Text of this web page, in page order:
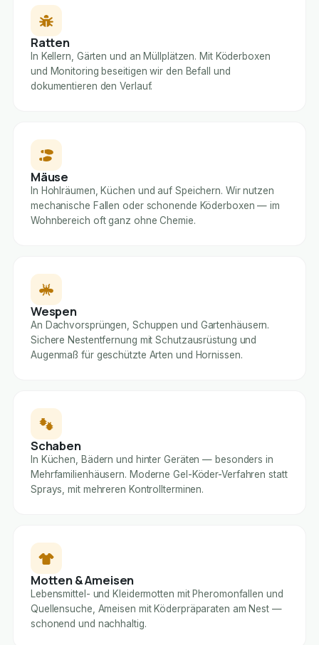
Ratten
In Kellern, Gärten und an Müllplätzen. Mit Köderboxen
und Monitoring beseitigen wir den Befall und
dokumentieren den Verlauf.
Mäuse
In Hohlräumen, Küchen und auf Speichern. Wir nutzen
mechanische Fallen oder schonende Köderboxen — im
Wohnbereich oft ganz ohne Chemie.
Wespen
An Dachvorsprüngen, Schuppen und Gartenhäusern.
Sichere Nestentfernung mit Schutzausrüstung und
Augenmaß für geschützte Arten und Hornissen.
Schaben
In Küchen, Bädern und hinter Geräten — besonders in
Mehrfamilienhäusern. Moderne Gel-Köder-Verfahren statt
Sprays, mit mehreren Kontrollterminen.
Motten & Ameisen
Lebensmittel- und Kleidermotten mit Pheromonfallen und
Quellensuche, Ameisen mit Köderpräparaten am Nest —
schonend und nachhaltig.